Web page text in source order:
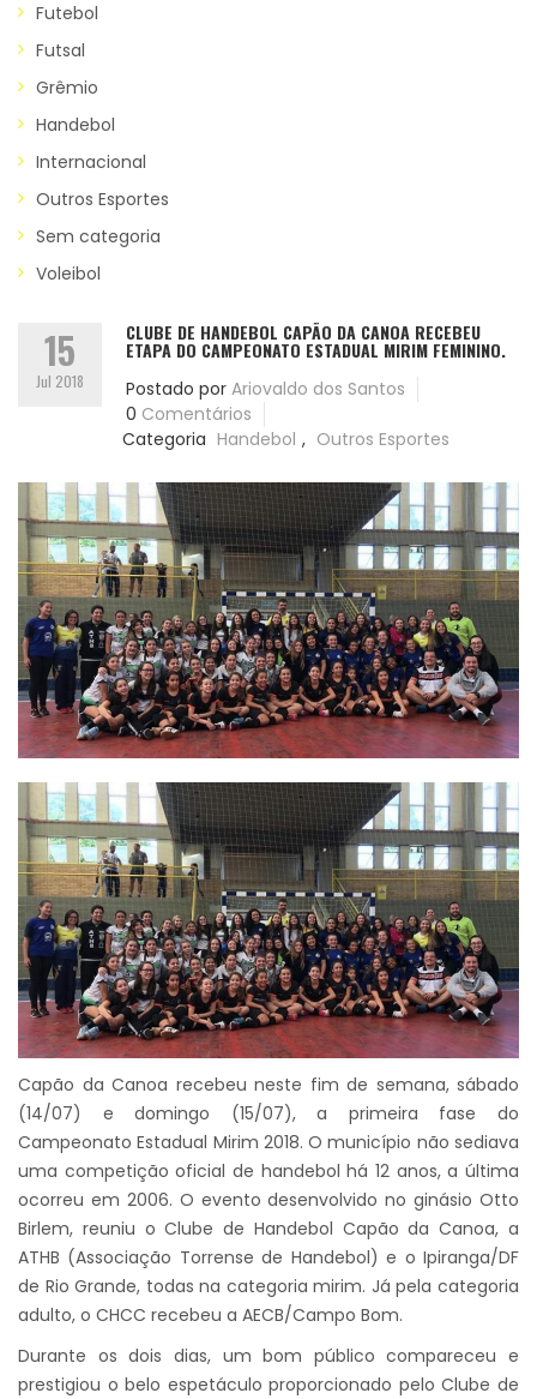
Futebol
Futsal
Grêmio
Handebol
Internacional
Outros Esportes
Sem categoria
Voleibol
15
Jul 2018
CLUBE DE HANDEBOL CAPÃO DA CANOA RECEBEU
ETAPA DO CAMPEONATO ESTADUAL MIRIM FEMININO.
Postado por Ariovaldo dos Santos
0 Comentários
Categoria Handebol , Outros Esportes
Capão da Canoa recebeu neste fim de semana, sábado
(14/07) e domingo (15/07), a primeira fase do
Campeonato Estadual Mirim 2018. O município não sediava
uma competição oficial de handebol há 12 anos, a última
ocorreu em 2006. O evento desenvolvido no ginásio Otto
Birlem, reuniu o Clube de Handebol Capão da Canoa, a
ATHB (Associação Torrense de Handebol) e o Ipiranga/DF
de Rio Grande, todas na categoria mirim. Já pela categoria
adulto, o CHCC recebeu a AECB/Campo Bom.
Durante os dois dias, um bom público compareceu e
prestigiou o belo espetáculo proporcionado pelo Clube de